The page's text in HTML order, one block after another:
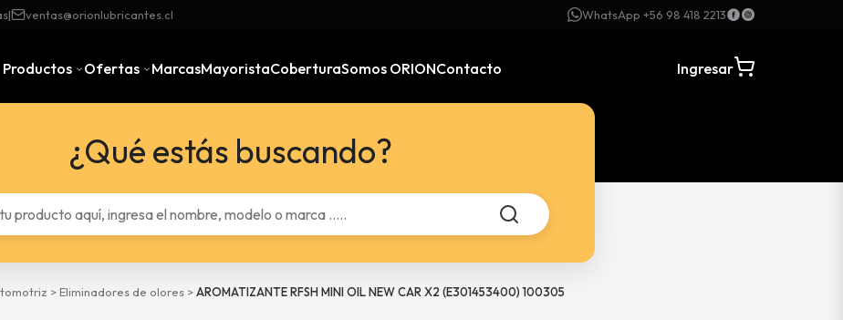
| ventas@orionlubricantes.cl WhatsApp +56 98 418 2213
Productos Ofertas MarcasMayoristaCoberturaSomos ORIONContacto Ingresar
¿Qué estás buscando?
> Eliminadores de olores > AROMATIZANTE RFSH MINI OIL NEW CAR X2 (E301453400) 100305